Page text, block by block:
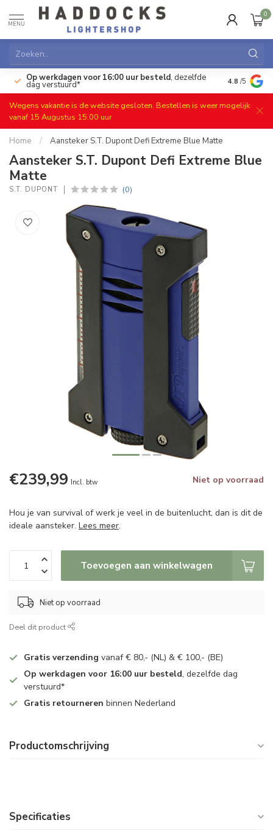
MENU
0
Op werkdagen voor 16:00 uur besteld, dezelfde
dag verstuurd* Gratis
4.8 /5
Wegens vakantie is de website gesloten. Bestellen is weer mogelijk
vanaf 15 Augustus 15.00 uur
Home / Aansteker S.T. Dupont Defi Extreme Blue Matte
Aansteker S.T. Dupont Defi Extreme Blue
Matte
S.T. DUPONT (0)
€239,99 Incl. btw Niet op voorraad
Hou je van survival of werk je veel in de buitenlucht, dan is dit de
ideale aansteker. Lees meer.
Toevoegen aan winkelwagen
Niet op voorraad
Deel dit product
Gratis verzending vanaf € 80,- (NL) & € 100,- (BE)
Op werkdagen voor 16:00 uur besteld, dezelfde dag
verstuurd*
Gratis retourneren binnen Nederland
Productomschrijving
Specificaties